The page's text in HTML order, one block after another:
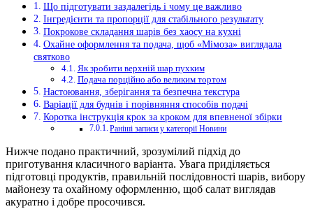
Що підготувати заздалегідь і чому це важливо
Інгредієнти та пропорції для стабільного результату
Покрокове складання шарів без хаосу на кухні
Охайне оформлення та подача, щоб «Мімоза» виглядала
святково
Як зробити верхній шар пухким
Подача порційно або великим тортом
Настоювання, зберігання та безпечна текстура
Варіації для буднів і порівняння способів подачі
Коротка інструкція крок за кроком для впевненої збірки
Раніші записи у категорії Новини
Нижче подано практичний, зрозумілий підхід до
приготування класичного варіанта. Увага приділяється
підготовці продуктів, правильній послідовності шарів, вибору
майонезу та охайному оформленню, щоб салат виглядав
акуратно і добре просочився.